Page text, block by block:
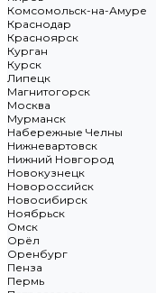
Комсомольск-на-Амуре
Краснодар
Красноярск
Курган
Курск
Липецк
Магнитогорск
Москва
Мурманск
Набережные Челны
Нижневартовск
Нижний Новгород
Новокузнецк
Новороссийск
Новосибирск
Ноябрьск
Омск
Орёл
Оренбург
Пенза
Пермь